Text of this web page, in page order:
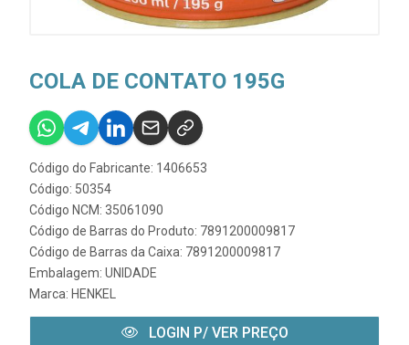
COLA DE CONTATO 195G
Código do Fabricante: 1406653
Código: 50354
Código NCM: 35061090
Código de Barras do Produto: 7891200009817
Código de Barras da Caixa: 7891200009817
Embalagem: UNIDADE
Marca: HENKEL
LOGIN P/ VER PREÇO